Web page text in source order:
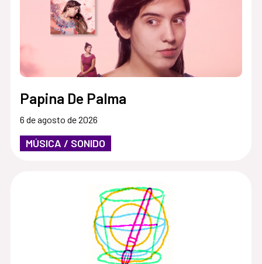
Papina De Palma
6 de agosto de 2026
MÚSICA / SONIDO